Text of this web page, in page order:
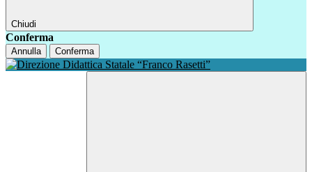
Chiudi
Conferma
Annulla Conferma